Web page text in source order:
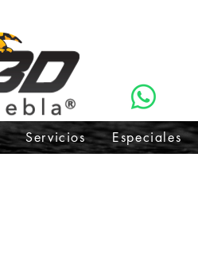
Servicios Especiales